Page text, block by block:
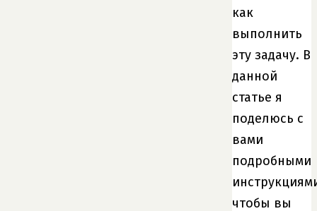
как
выполнить
эту задачу. В
данной
статье я
поделюсь с
вами
подробными
чтобы вы